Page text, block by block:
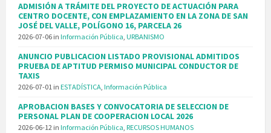
ADMISIÓN A TRÁMITE DEL PROYECTO DE ACTUACIÓN PARA
CENTRO DOCENTE, CON EMPLAZAMIENTO EN LA ZONA DE SAN
JOSÉ DEL VALLE, POLÍGONO 16, PARCELA 26
2026-07-06 in Información Pública, URBANISMO
ANUNCIO PUBLICACION LISTADO PROVISIONAL ADMITIDOS
PRUEBA DE APTITUD PERMISO MUNICIPAL CONDUCTOR DE
TAXIS
2026-07-01 in ESTADÍSTICA, Información Pública
APROBACION BASES Y CONVOCATORIA DE SELECCION DE
PERSONAL PLAN DE COOPERACION LOCAL 2026
2026-06-12 in Información Pública, RECURSOS HUMANOS